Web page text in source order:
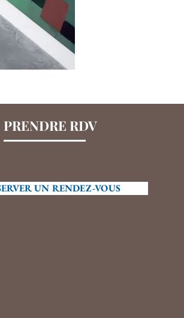
PRENDRE RDV
UN RENDEZ-VOUS